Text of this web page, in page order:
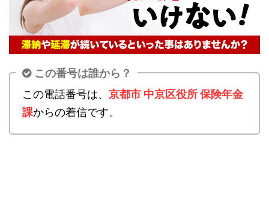
この番号は誰から？
この電話番号は、 京都市 中京区役所 保険年金
課からの着信です。